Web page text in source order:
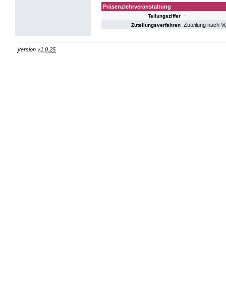
Präsenzlehrveranstaltung
Teilungsziffer -
Zuteilungsverfahren Zuteilung nach
Version v1.0.25